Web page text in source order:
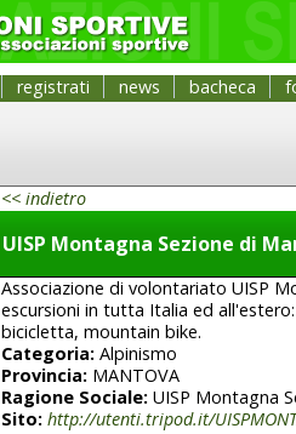
registrati news bacheca
<< indietro
UISP Montagna Sezione di
Associazione di volontariato UISP
escursioni in tutta Italia ed
bicicletta, mountain bike.
Categoria: Alpinismo
Provincia: MANTOVA
Ragione Sociale: UISP Montagna
Sito: http://utenti.tripod.it/